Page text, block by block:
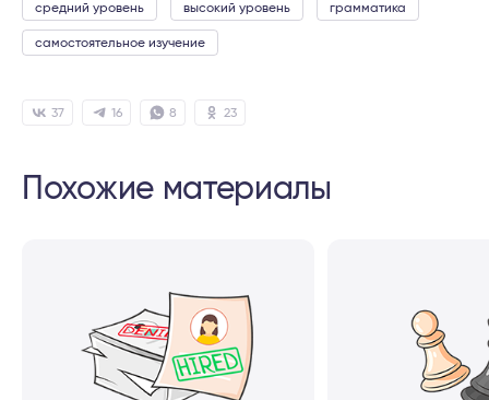
средний уровень высокий уровень грамматика
самостоятельное изучение
37 23
16 8
Похожие материалы